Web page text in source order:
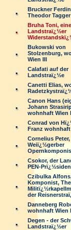
Bruckner
Theodor Tagger
Bruha Toni, eine
Landstraï¿½er
Bukowski von
Stolzenburg,
Wien III
Calafati auf der
Landstraï¿½e
Canetti Elias,
Canon Hans
Johann
wohnhaft Wien
Conrad von
Franz wohnhaft
Cornelius Peter,
Weiï¿½gerber
Csokor, der
PEN-
Czibulka
Komponist,
der
Danneberg
wohnhaft Wien
Degen - der
Landstraï¿½er